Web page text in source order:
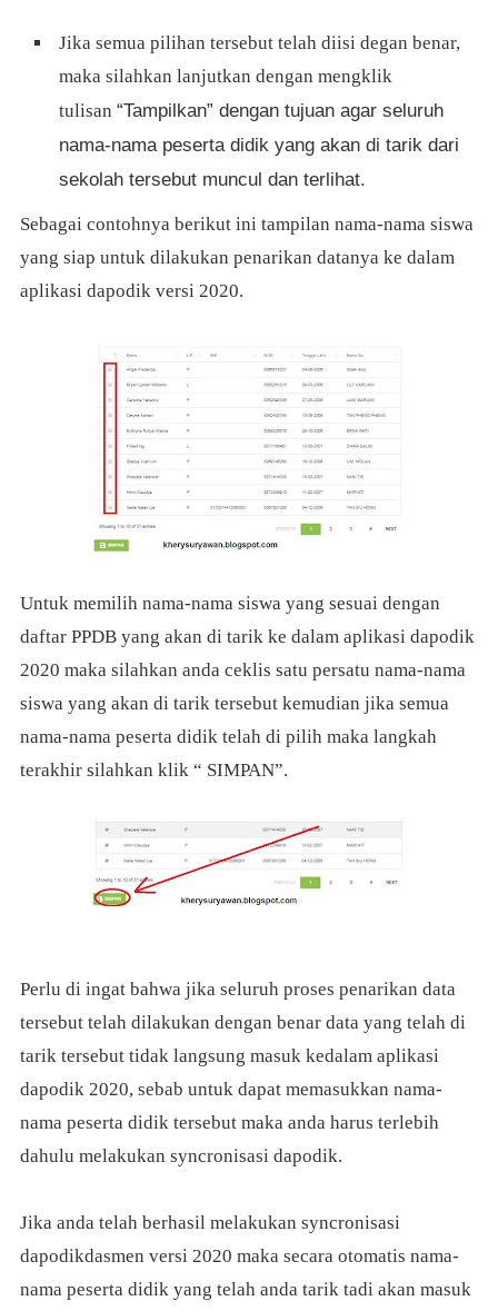
Jika semua pilihan tersebut telah diisi degan benar,
maka silahkan lanjutkan dengan mengklik
tulisan “Tampilkan” dengan tujuan agar seluruh
nama-nama peserta didik yang akan di tarik dari
sekolah tersebut muncul dan terlihat.
Sebagai contohnya berikut ini tampilan nama-nama siswa
yang siap untuk dilakukan penarikan datanya ke dalam
aplikasi dapodik versi 2020.
Untuk memilih nama-nama siswa yang sesuai dengan
daftar PPDB yang akan di tarik ke dalam aplikasi dapodik
2020 maka silahkan anda ceklis satu persatu nama-nama
siswa yang akan di tarik tersebut kemudian jika semua
nama-nama peserta didik telah di pilih maka langkah
terakhir silahkan klik “ SIMPAN”.
Perlu di ingat bahwa jika seluruh proses penarikan data
tersebut telah dilakukan dengan benar data yang telah di
tarik tersebut tidak langsung masuk kedalam aplikasi
dapodik 2020, sebab untuk dapat memasukkan nama-
nama peserta didik tersebut maka anda harus terlebih
dahulu melakukan syncronisasi dapodik.
Jika anda telah berhasil melakukan syncronisasi
dapodikdasmen versi 2020 maka secara otomatis nama-
nama peserta didik yang telah anda tarik tadi akan masuk